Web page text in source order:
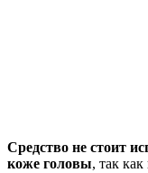
Средство не стоит
коже головы, так